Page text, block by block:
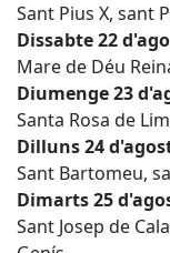
Sant Pius X, sant
Dissabte 22
Mare de Déu
Diumenge 23
Santa Rosa de
Dilluns 24
Sant Bartomeu,
Dimarts 25
Sant Josep de